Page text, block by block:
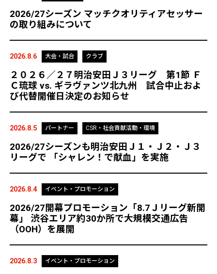
2026/27シーズン マッチクオリティアセッサー
の取り組みについて
2026.8.6 大会・試合 クラブ
２０２６／２７明治安田Ｊ３リーグ 第1節 Ｆ
Ｃ琉球 vs. ギラヴァンツ北九州 試合中止およ
び代替開催日決定のお知らせ
2026.8.5 パートナー CSR・社会貢献活動・環境
2026/27シーズンも明治安田Ｊ１・Ｊ２・Ｊ３
リーグで 「シャレン！で献血」を実施
2026.8.4 イベント・プロモーション
2026/27開幕プロモーション「8.7Ｊリーグ新開
幕」 渋谷エリア約30か所で大規模交通広告
（OOH）を展開
2026.8.3 イベント・プロモーション